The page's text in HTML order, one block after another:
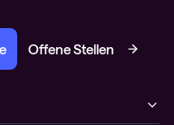
Offene Stellen